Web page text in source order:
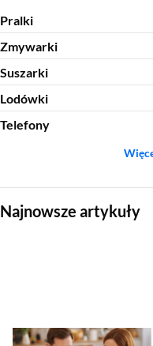
Pralki
Zmywarki
Suszarki
Lodówki
Telefony
Najnowsze artykuły
Tablet do nauki, pracy,